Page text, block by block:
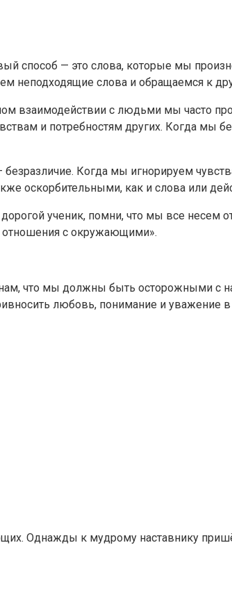
способ — это слова, которые мы
неподходящие слова и обращаемся к
взаимодействии с людьми мы часто
и потребностям других. Когда
безразличие. Когда мы игнорируем
оскорбительными, как и слова или
ученик, помни, что мы все несем
отношения с окружающими».
нам, что мы должны быть осторожными
любовь, понимание и уважение
Однажды к мудрому наставнику